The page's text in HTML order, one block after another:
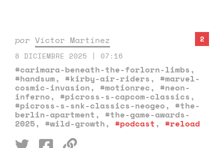
por Víctor Martínez
8 DICIEMBRE 2025 | 07:16
#carimara-beneath-the-forlorn-limbs,
#handsum, #kirby-air-riders, #marvel-
cosmic-invasion, #motionrec, #neon-
inferno, #picross-s-capcom-classics,
#picross-s-snk-classics-neogeo, #the-
berlin-apartment, #the-game-awards-
2025, #wild-growth, #podcast, #reload
2